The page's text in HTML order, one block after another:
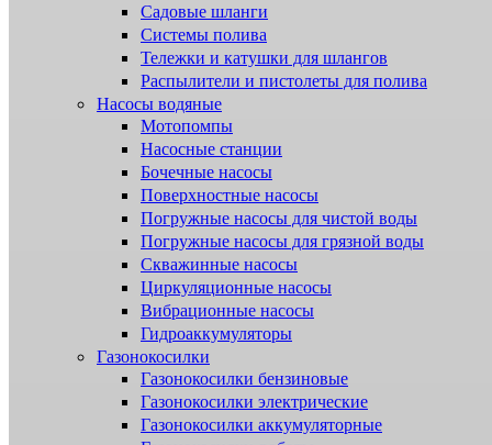
Садовые шланги
Системы полива
Тележки и катушки для шлангов
Распылители и пистолеты для полива
Насосы водяные
Мотопомпы
Насосные станции
Бочечные насосы
Поверхностные насосы
Погружные насосы для чистой воды
Погружные насосы для грязной воды
Скважинные насосы
Циркуляционные насосы
Вибрационные насосы
Гидроаккумуляторы
Газонокосилки
Газонокосилки бензиновые
Газонокосилки электрические
Газонокосилки аккумуляторные